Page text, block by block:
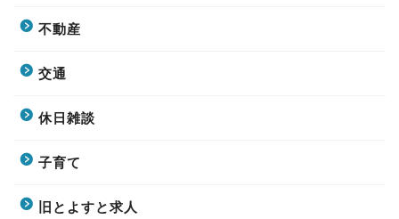
不動産
交通
休日雑談
子育て
旧とよすと求人